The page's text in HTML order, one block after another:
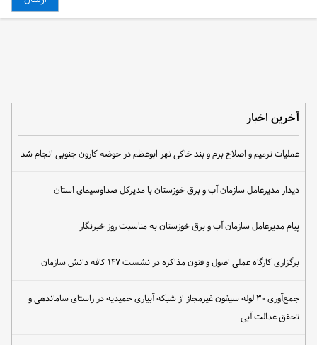
آخرین اخبار
عملیات ترمیم و اصلاح برم و بند خاکی نهر ابوعظم در حوضه کارون جنوبی انجام شد
دیدار مدیرعامل سازمان آب و برق خوزستان با مدیرکل صداوسیمای استان
پیام مدیرعامل سازمان آب و برق خوزستان به مناسبت روز خبرنگار
برگزاری کارگاه عملی اصول و فنون مذاکره در نشست ۱۴۷ کافه دانش سازمان
جمع‌آوری ۳۰ لوله سیفون غیرمجاز از شبکه آبیاری حمیدیه در راستای ساماندهی و
تحقق عدالت آبی